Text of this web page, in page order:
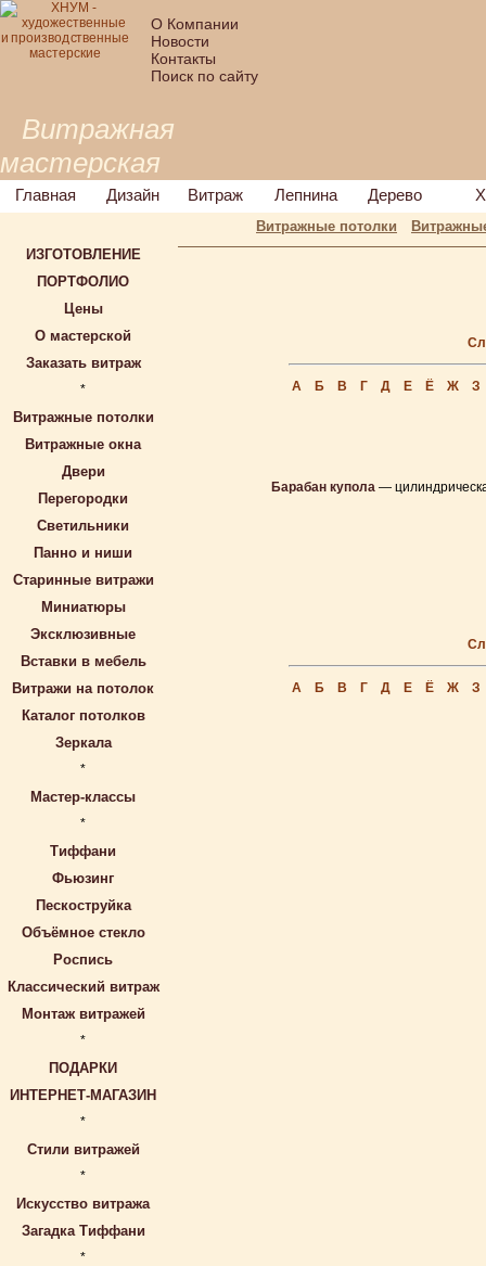
О Компании
Новости
Контакты
Поиск по сайту
Витражная
мастерская
Главная Дизайн Витраж Лепнина Дерево
Витражные потолки
ИЗГОТОВЛЕНИЕ
ПОРТФОЛИО
Цены
О мастерской
Заказать витраж
*
Витражные потолки
Витражные окна
Двери
Перегородки
Светильники
Панно и ниши
Старинные витражи
Миниатюры
Эксклюзивные
Вставки в мебель
Витражи на потолок
Каталог потолков
Зеркала
*
Мастер-классы
*
Тиффани
Фьюзинг
Пескоструйка
Объёмное стекло
Роспись
Классический витраж
Монтаж витражей
*
ПОДАРКИ
ИНТЕРНЕТ-МАГАЗИН
*
Стили витражей
*
Искусство витража
Загадка Тиффани
*
А Б В Г Д Е Ё Ж З
Барабан купола —
А Б В Г Д Е Ё Ж З